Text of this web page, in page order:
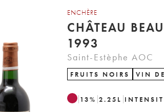
ENCHÈRE
CHÂTEAU
1993
Saint-Estèphe AOC
FRUITS NOIRS VIN
13% 2.25 L